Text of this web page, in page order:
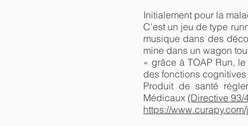
Initialement pour la
C’est un jeu de type
musique dans des
mine dans un wagon
« grâce à TOAP Run,
des fonctions
Produit de santé
Médicaux (Directive 93/
https://